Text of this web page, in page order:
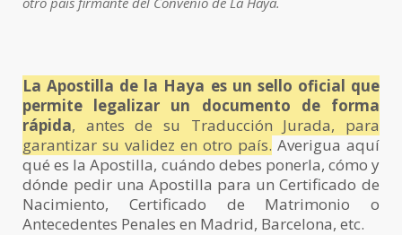
La Apostilla de la Haya es un sello oficial que
permite legalizar un documento de forma
rápida, antes de su Traducción Jurada, para
garantizar su validez en otro país. Averigua aquí
qué es la Apostilla, cuándo debes ponerla, cómo y
dónde pedir una Apostilla para un Certificado de
Nacimiento, Certificado de Matrimonio o
Antecedentes Penales en Madrid, Barcelona, etc.